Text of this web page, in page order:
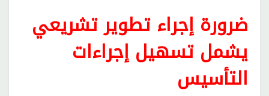
ضرورة إجراء تطوير تشريعي
يشمل تسهيل إجراءات
التأسيس